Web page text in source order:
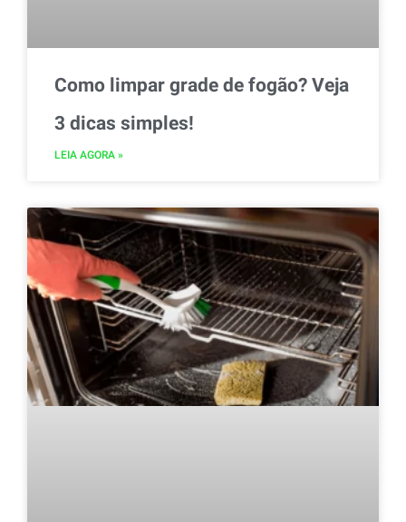
Como limpar grade de fogão? Veja
3 dicas simples!
LEIA AGORA »